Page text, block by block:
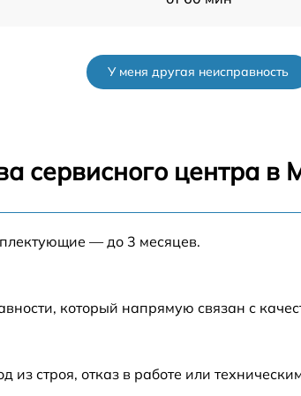
от 60 мин
У меня другая неисправность
сервисного центра в
— до 3 месяцев.
который напрямую связан с
строя, отказ в работе или